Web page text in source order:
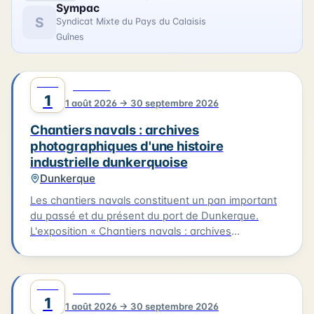
S
Sympac
Syndicat Mixte du Pays du Calaisis
Guînes
1 1 août 2026 → 30 septembre 2026
Chantiers navals : archives
photographiques d'une histoire
industrielle dunkerquoise
Dunkerque
Les chantiers navals constituent un pan important
du passé et du présent du port de Dunkerque.
L'exposition « Chantiers navals : archives
collections du musée et évoque plusieurs grands
chantiers : Ziegler, les Ateliers et Chantiers de
France, Béliard & Crighton. Le parcours se prolonge
1 1 août 2026 → 30 septembre 2026